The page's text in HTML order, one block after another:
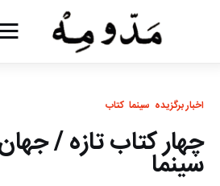
مد و مه
ادبیات
سینما
اخبار برگزیده سینما کتاب
چهار کتاب تازه /
سینما